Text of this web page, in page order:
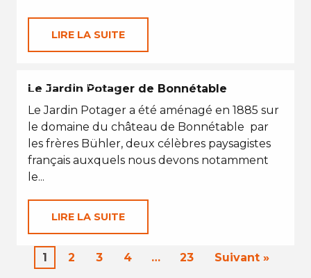
LIRE LA SUITE
EN TOUTES SAISONS
Le Jardin Potager de Bonnétable
Le Jardin Potager a été aménagé en 1885 sur
le domaine du château de Bonnétable par
les frères Bühler, deux célèbres paysagistes
français auxquels nous devons notamment
le...
LIRE LA SUITE
1 2 3 4 … 23 Suivant »